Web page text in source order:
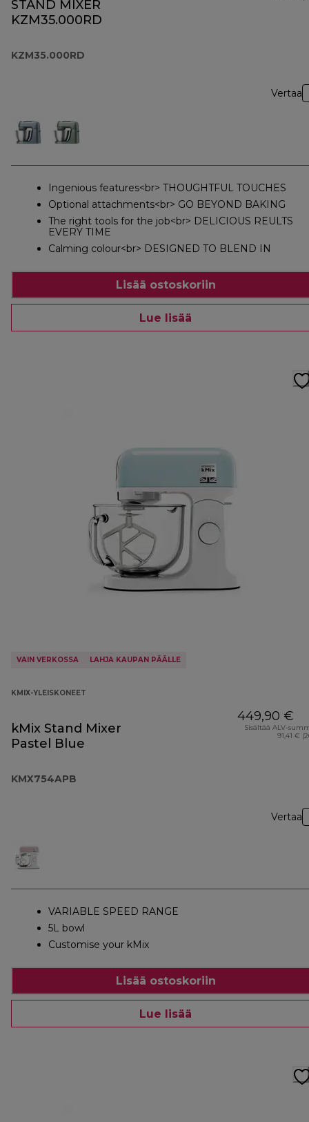
STAND MIXER
KZM35.000RD
KZM35.000RD
Vertaa
Ingenious features<br> THOUGHTFUL TOUCHES
Optional attachments<br> GO BEYOND BAKING
The right tools for the job<br> DELICIOUS REULTS
EVERY TIME
Calming colour<br> DESIGNED TO BLEND IN
Lisää ostoskoriin
Lue lisää
VAIN VERKOSSA LAHJA KAUPAN PÄÄLLE
KMIX-YLEISKONEET
kMix Stand Mixer
Pastel Blue
KMX754APB
449,90 €
Sisältää ALV-
91,41 €
Vertaa
VARIABLE SPEED RANGE
5L bowl
Customise your kMix
Lisää ostoskoriin
Lue lisää